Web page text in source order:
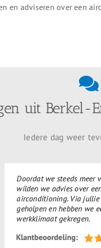
en adviseren over een
uit Berkel-
Iedere dag weer
Doordat we steeds meer
wilden we advies over
airconditioning. Via
geholpen en hebben we
werkklimaat gekregen.